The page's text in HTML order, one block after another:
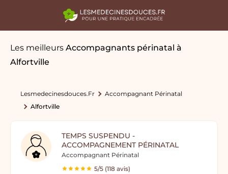
Les meilleurs Accompagnants périnatal à
Alfortville
Lesmedecinesdouces.fr
Accompagnant Périnatal
Alfortville
TEMPS SUSPENDU -
ACCOMPAGNEMENT PÉRINATAL
Accompagnant Périnatal
5/5 (118 avis)